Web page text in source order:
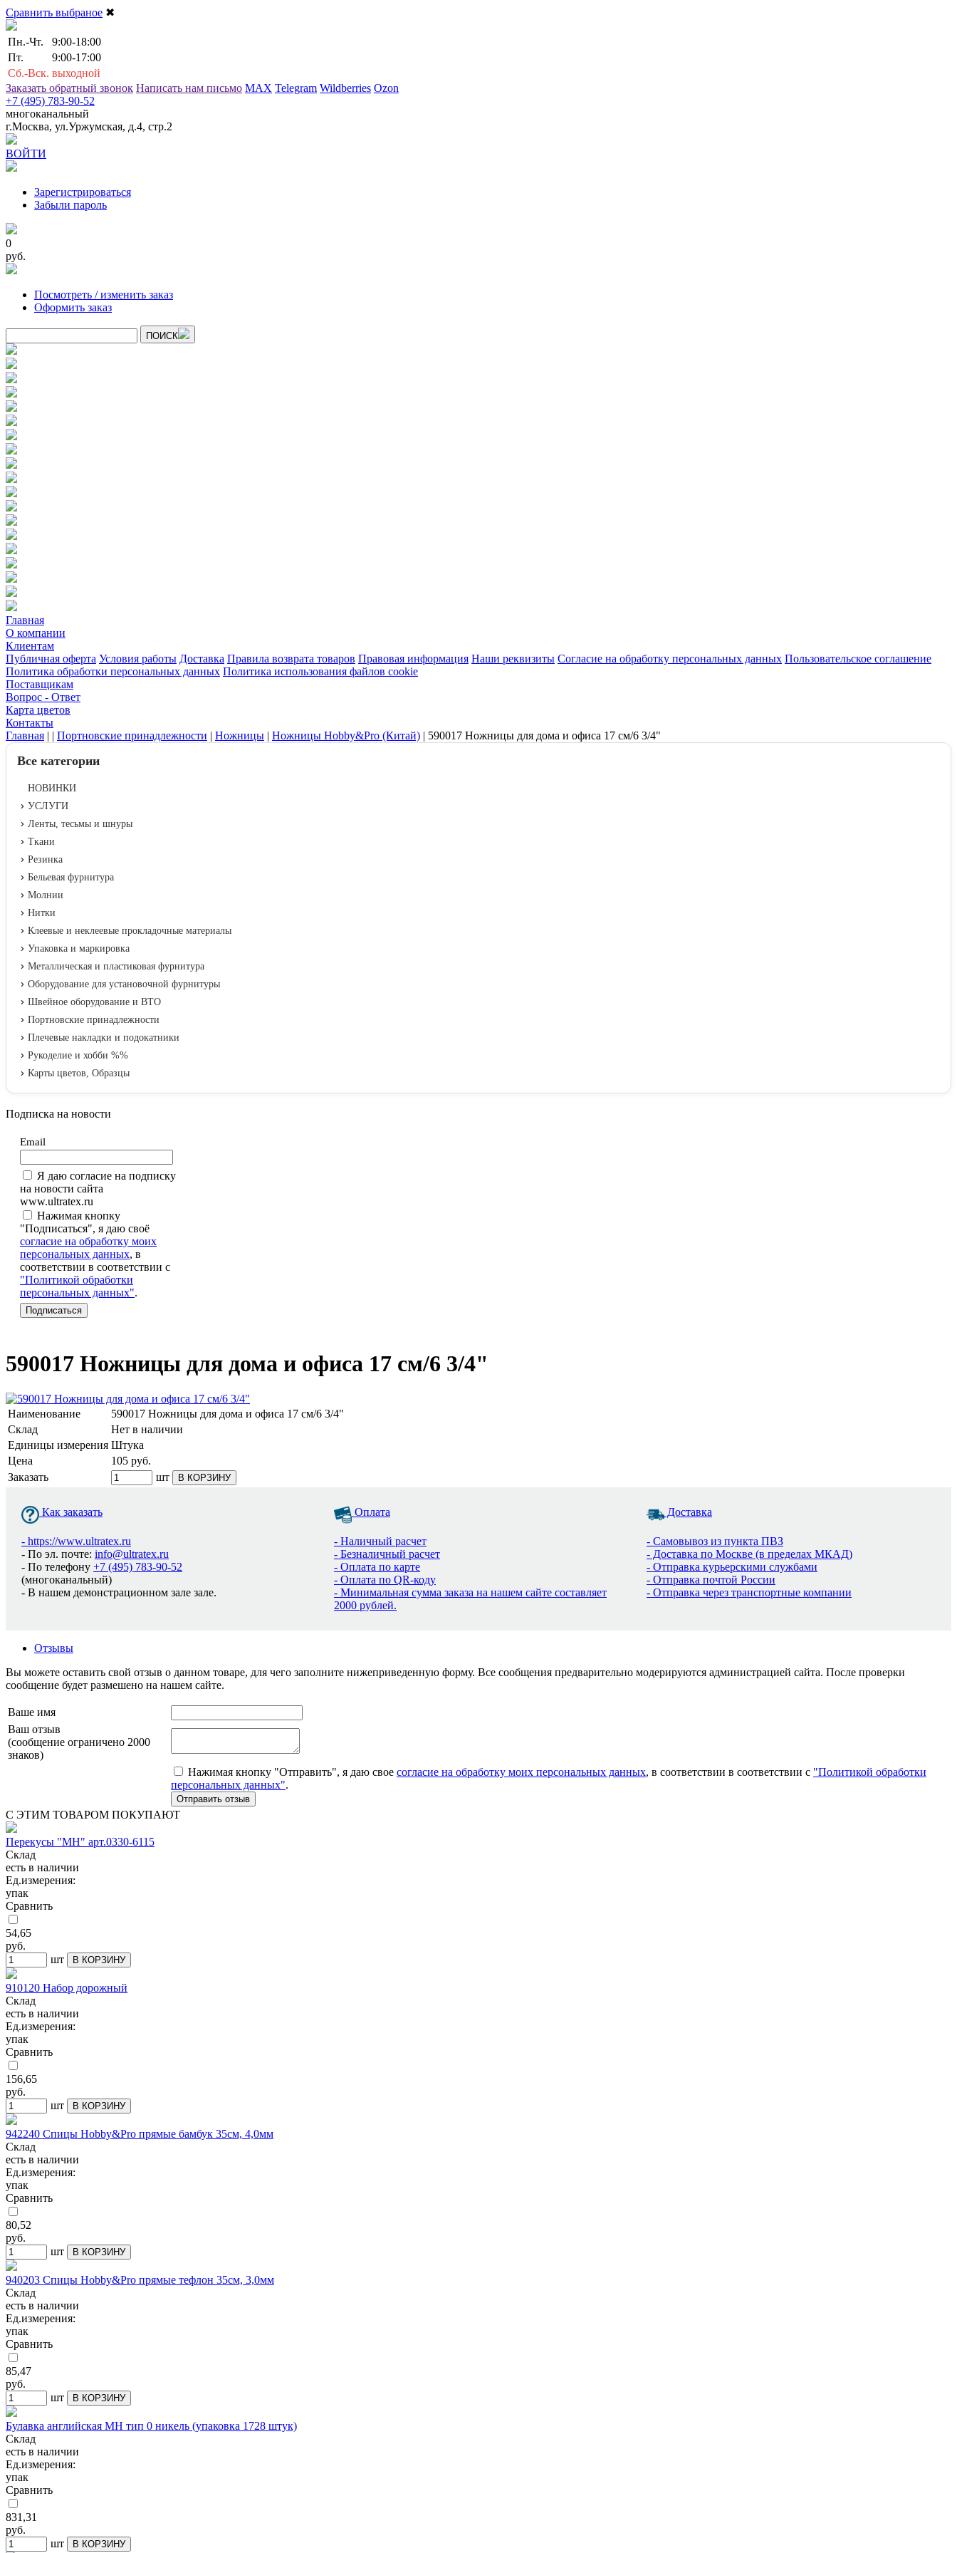
Сравнить выбраное ✖
Пн.-Чт.
9:00-18:00
Пт.
9:00-17:00
Сб.-Вск. выходной
Заказать обратный звонок Написать нам письмо MAX Telegram Wildberries Ozon
+7 (495) 783-90-52
многоканальный
г.Москва, ул.Уржумская, д.4, стр.2
ВОЙТИ
Зарегистрироваться
Забыли пароль
0
руб.
Посмотреть / изменить заказ
Оформить заказ
ПОИСК
Главная
О компании
Клиентам
Публичная оферта Условия работы Доставка Правила возврата товаров Правовая информация Наши реквизиты Согласие на обработку персональных данных Пользовательское соглашение
Политика обработки персональных данных Политика использования файлов cookie
Поставщикам
Вопрос - Ответ
Карта цветов
Контакты
Главная | | Портновские принадлежности | Ножницы | Ножницы Hobby&Pro (Китай) | 590017 Ножницы для дома и офиса 17 см/6 3/4"
Все категории
НОВИНКИ
УСЛУГИ
Ленты, тесьмы и шнуры
Ткани
Резинка
Бельевая фурнитура
Молнии
Нитки
Клеевые и неклеевые прокладочные материалы
Упаковка и маркировка
Металлическая и пластиковая фурнитура
Оборудование для установочной фурнитуры
Швейное оборудование и ВТО
Портновские принадлежности
Плечевые накладки и подокатники
Рукоделие и хобби %%
Карты цветов, Образцы
Подписка на новости
Email
Я даю согласие на подписку
на новости сайта
www.ultratex.ru
Нажимая кнопку
"Подписаться", я даю своё
согласие на обработку моих
персональных данных, в
соответствии в соответствии с
"Политикой обработки
персональных данных".
590017 Ножницы для дома и офиса 17 см/6 3/4"
Наименование
590017 Ножницы для дома и офиса 17 см/6 3/4"
Склад
Нет в наличии
Единицы измерения Штука
Цена
105 руб.
Заказать
шт В КОРЗИНУ
Как заказать
- https://www.ultratex.ru
- По эл. почте: info@ultratex.ru
- По телефону +7 (495) 783-90-52
(многоканальный)
- В нашем демонстрационном зале зале.
Оплата
- Наличный расчет
- Безналичный расчет
- Оплата по карте
- Оплата по QR-коду
- Минимальная сумма заказа на нашем сайте составляет
2000 рублей.
Доставка
- Самовывоз из пункта ПВЗ
- Доставка по Москве (в пределах МКАД)
- Отправка курьерскими службами
- Отправка почтой России
- Отправка через транспортные компании
Отзывы
Вы можете оставить свой отзыв о данном товаре, для чего заполните нижеприведенную форму. Все сообщения предварительно модерируются администрацией сайта. После проверки
сообщение будет размешено на нашем сайте.
Ваше имя
Ваш отзыв
(сообщение ограничено 2000
знаков)
Нажимая кнопку "Отправить", я даю свое согласие на обработку моих персональных данных, в соответствии в соответствии с "Политикой обработки
персональных данных".
С ЭТИМ ТОВАРОМ ПОКУПАЮТ
Перекусы "МН" арт.0330-6115
Склад
есть в наличии
Ед.измерения:
упак
Сравнить
54,65
руб.
шт
В КОРЗИНУ
910120 Набор дорожный
Склад
есть в наличии
Ед.измерения:
упак
Сравнить
156,65
руб.
шт
В КОРЗИНУ
942240 Спицы Hobby&Pro прямые бамбук 35см, 4,0мм
Склад
есть в наличии
Ед.измерения:
упак
Сравнить
80,52
руб.
шт
В КОРЗИНУ
940203 Спицы Hobby&Pro прямые тефлон 35см, 3,0мм
Склад
есть в наличии
Ед.измерения:
упак
Сравнить
85,47
руб.
шт
В КОРЗИНУ
Булавка английская МН тип 0 никель (упаковка 1728 штук)
Склад
есть в наличии
Ед.измерения:
упак
Сравнить
831,31
руб.
шт
В КОРЗИНУ